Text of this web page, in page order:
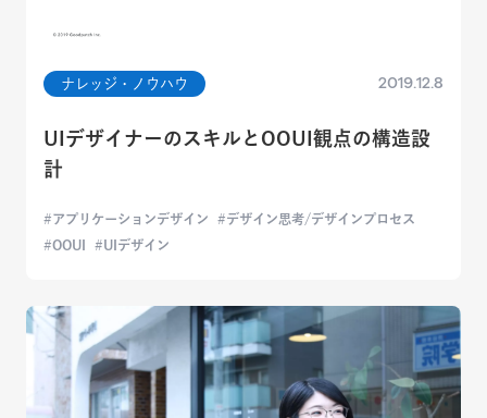
ナレッジ・ノウハウ 2019.12.8
UIデザイナーのスキルとOOUI観点の構造設
計
アプリケーションデザイン
デザイン思考/デザインプロセス
OOUI
UIデザイン